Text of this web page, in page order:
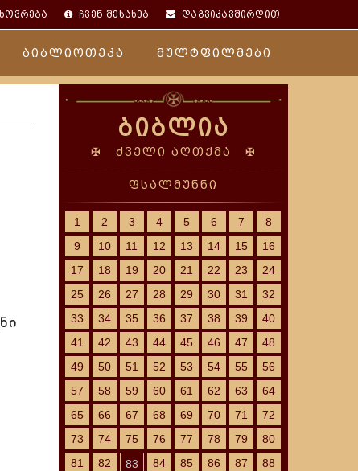
ჩვენ შესახებ დაგვიკავშირდით
ბიბლიოთეკა მულტფილმები
ბიბლია
✠ ძველი აღთქმა ✠
ფსალმუნნი
1 2 3 4 5 6 7
8
9
10 11 12 13 14 15
16
17
18 19 20 21 22 23
24
25
26 27 28 29 30 31
32
33
34 35 36 37 38 39
40
41
42 43 44 45 46 47
48
49
50 51 52 53 54 55
56
57
58 59 60 61 62 63
64
65
66 67 68 69 70 71
72
73
74 75 76 77 78 79
80
81
82 83 84 85 86 87
88